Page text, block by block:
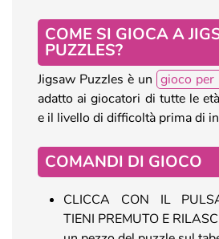
COME SI GIOCA A
PUZZLES?
Jigsaw Puzzles è un gioco per
adatto ai giocatori di tutte le
e il livello di difficoltà prima di
COMANDI DI GIOCO
CLICCA CON IL
TIENI PREMUTO E